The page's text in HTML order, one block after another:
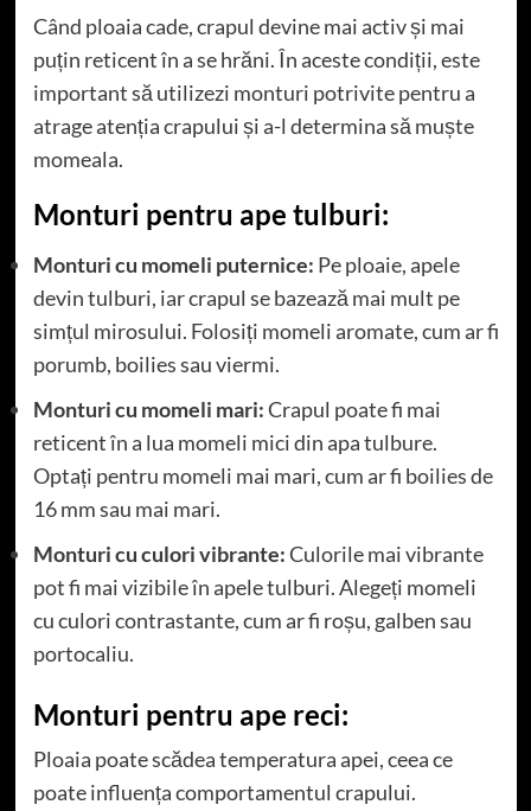
Când ploaia cade, crapul devine mai activ și mai
puțin reticent în a se hrăni. În aceste condiții, este
important să utilizezi monturi potrivite pentru a
atrage atenția crapului și a-l determina să muște
momeala.
Monturi pentru ape tulburi:
Monturi cu momeli puternice: Pe ploaie, apele
devin tulburi, iar crapul se bazează mai mult pe
simțul mirosului. Folosiți momeli aromate, cum ar fi
porumb, boilies sau viermi.
Monturi cu momeli mari:Crapul poate fi mai
reticent în a lua momeli mici din apa tulbure.
Optați pentru momeli mai mari, cum ar fi boilies de
16 mm sau mai mari.
Monturi cu culori vibrante:Culorile mai vibrante
pot fi mai vizibile în apele tulburi. Alegeți momeli
cu culori contrastante, cum ar fi roșu, galben sau
portocaliu.
Monturi pentru ape reci:
Ploaia poate scădea temperatura apei, ceea ce
poate influența comportamentul crapului.